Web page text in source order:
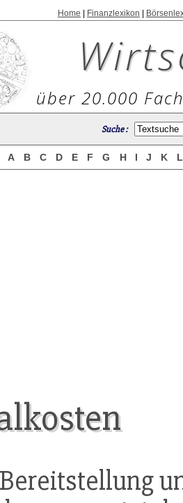
Home Finanzlexikon
über 20.000
Suche :
A B C D E F G H I J K